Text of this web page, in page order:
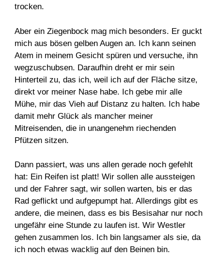
trocken.
Aber ein Ziegenbock mag mich besonders. Er guckt
mich aus bösen gelben Augen an. Ich kann seinen
Atem in meinem Gesicht spüren und versuche, ihn
wegzuschubsen. Daraufhin dreht er mir sein
Hinterteil zu, das ich, weil ich auf der Fläche sitze,
direkt vor meiner Nase habe. Ich gebe mir alle
Mühe, mir das Vieh auf Distanz zu halten. Ich habe
damit mehr Glück als mancher meiner
Mitreisenden, die in unangenehm riechenden
Pfützen sitzen.
Dann passiert, was uns allen gerade noch gefehlt
hat: Ein Reifen ist platt! Wir sollen alle aussteigen
und der Fahrer sagt, wir sollen warten, bis er das
Rad geflickt und aufgepumpt hat. Allerdings gibt es
andere, die meinen, dass es bis Besisahar nur noch
ungefähr eine Stunde zu laufen ist. Wir Westler
gehen zusammen los. Ich bin langsamer als sie, da
ich noch etwas wacklig auf den Beinen bin.